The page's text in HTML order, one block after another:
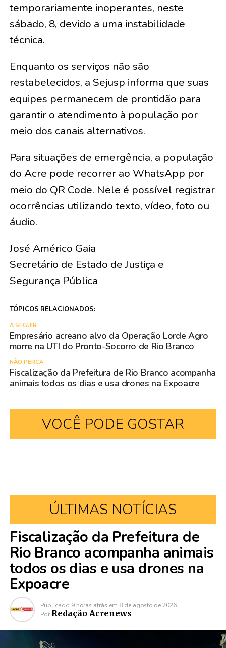
temporariamente inoperantes, neste
sábado, 8, devido a uma instabilidade
técnica.
Enquanto os serviços não são
restabelecidos, a Sejusp informa que suas
equipes permanecem de prontidão para
garantir o atendimento à população por
meio dos canais alternativos.
Para situações de emergência, a população
do Acre pode recorrer ao WhatsApp por
meio do QR Code. Nele é possível registrar
ocorrências utilizando texto, vídeo, foto ou
áudio.
José Américo Gaia
Secretário de Estado de Justiça e
Segurança Pública
TÓPICOS RELACIONADOS:
A SEGUIR
Empresário acreano alvo da Operação Lorde Agro
morre na UTI do Pronto-Socorro de Rio Branco
NÃO PERCA
Fiscalização da Prefeitura de Rio Branco acompanha
animais todos os dias e usa drones na Expoacre
VOCÊ PODE GOSTAR
ÚLTIMAS NOTÍCIAS
Fiscalização da Prefeitura de
Rio Branco acompanha animais
todos os dias e usa drones na
Expoacre
Publicado 9 horas atrás em 8 de agosto de 2026
Por Redação Acrenews